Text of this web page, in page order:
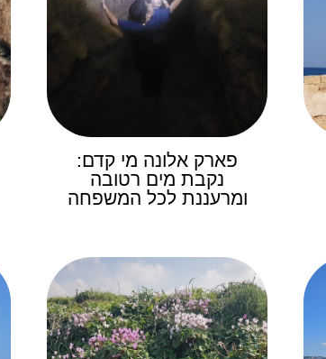
פארק אלונה מי קדם:
נקבת מים רטובה
ומרעננת לכל המשפחה